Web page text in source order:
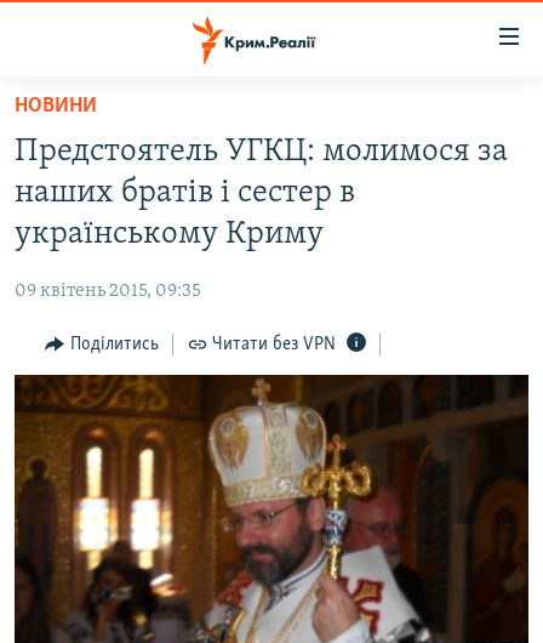
Перейти
основного
матеріалу
Перейти
до
основної
Перейти
до
пошуку
ВОДА.КРИМ
ВІДЕО ТА ФОТО
БЛОГИ
ПОГЛЯД
ІНТЕРВ'Ю
ВСЕ ЗА ДЕНЬ
СПЕЦПРОЕКТИ
ДЕПОРТАЦІЯ
ВІДЕОУРОКИ «ELIFBE»
СВІДЧЕННЯ ОКУПАЦІЇ
ЯК ОБІЙТИ БЛОКУВАННЯ
Русский
Qırımtatar
НОВИНИ
Предстоятель УГКЦ: молимося за
наших братів і сестер в
українському Криму
09 квітень 2015, 09:35
Поділитись Читати без VPN